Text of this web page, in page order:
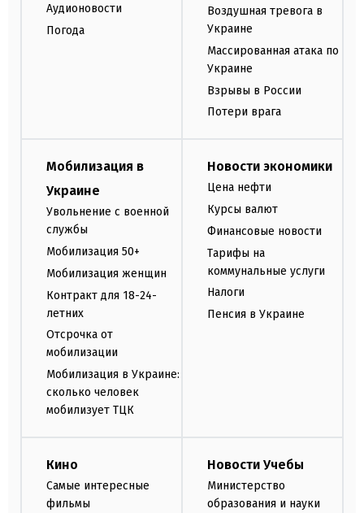
Аудионовости
Погода
Воздушная тревога в
Украине
Массированная атака по
Украине
Взрывы в России
Потери врага
Мобилизация в
Украине
Увольнение с военной
службы
Мобилизация 50+
Мобилизация женщин
Контракт для 18-24-
летних
Отсрочка от
мобилизации
Мобилизация в Украине:
сколько человек
мобилизует ТЦК
Новости экономики
Цена нефти
Курсы валют
Финансовые новости
Тарифы на
коммунальные услуги
Налоги
Пенсия в Украине
Кино
Самые интересные
фильмы
Новости Учебы
Министерство
образования и науки